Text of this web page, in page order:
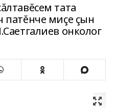
тата
патĕнче миçе çын
онколог